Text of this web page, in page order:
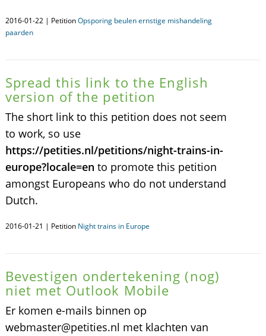
2016-01-22 | PetitionOpsporing beulen ernstige mishandeling
paarden
Spread this link to the English
version of the petition
The short link to this petition does not seem
to work, so use
https://petities.nl/petitions/night-trains-in-
europe?locale=en to promote this petition
amongst Europeans who do not understand
Dutch.
2016-01-21 | Petition Night trains in Europe
Bevestigen ondertekening (nog)
niet met Outlook Mobile
Er komen e-mails binnen op
webmaster@petities.nl met klachten van